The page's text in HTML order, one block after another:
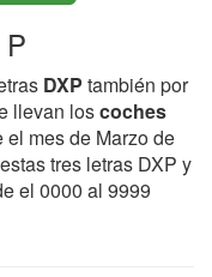
DXP también por
llevan loscoches
mes de Marzo de
tres letras DXP y
el 0000 al 9999